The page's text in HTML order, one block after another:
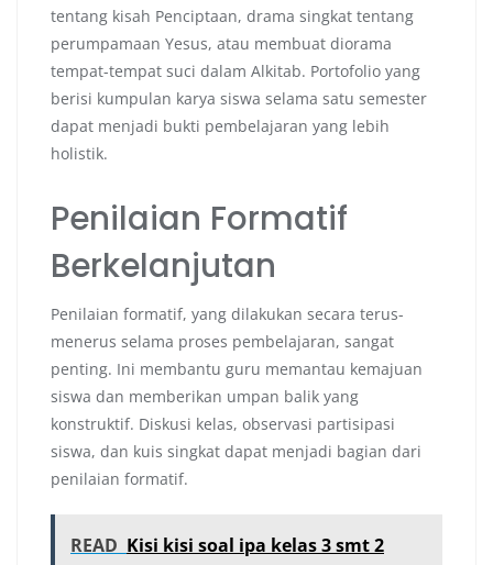
tentang kisah Penciptaan, drama singkat tentang
perumpamaan Yesus, atau membuat diorama
tempat-tempat suci dalam Alkitab. Portofolio yang
berisi kumpulan karya siswa selama satu semester
dapat menjadi bukti pembelajaran yang lebih
holistik.
Penilaian Formatif
Berkelanjutan
Penilaian formatif, yang dilakukan secara terus-
menerus selama proses pembelajaran, sangat
penting. Ini membantu guru memantau kemajuan
siswa dan memberikan umpan balik yang
konstruktif. Diskusi kelas, observasi partisipasi
siswa, dan kuis singkat dapat menjadi bagian dari
penilaian formatif.
READ Kisi kisi soal ipa kelas 3 smt 2